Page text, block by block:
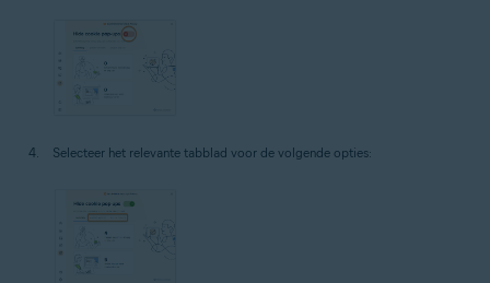
Selecteer het relevante tabblad voor de volgende opties: